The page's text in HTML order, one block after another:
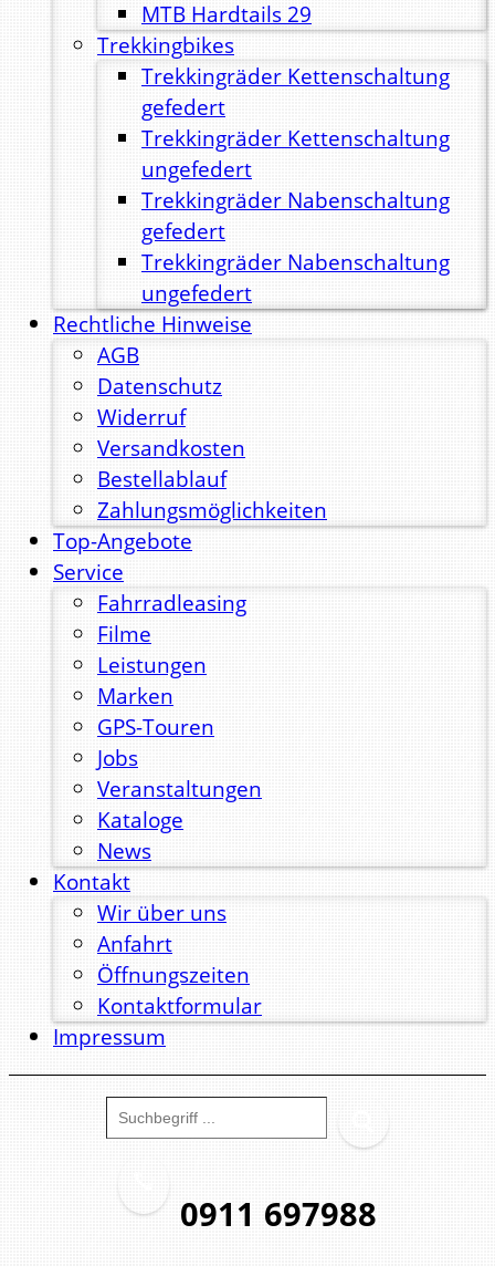
MTB Hardtails 29
Trekkingbikes
Trekkingräder Kettenschaltung
gefedert
Trekkingräder Kettenschaltung
ungefedert
Trekkingräder Nabenschaltung
gefedert
Trekkingräder Nabenschaltung
ungefedert
Rechtliche Hinweise
AGB
Datenschutz
Widerruf
Versandkosten
Bestellablauf
Zahlungsmöglichkeiten
Top-Angebote
Service
Fahrradleasing
Filme
Leistungen
Marken
GPS-Touren
Jobs
Veranstaltungen
Kataloge
News
Kontakt
Wir über uns
Anfahrt
Öffnungszeiten
Kontaktformular
Impressum
0911 697988